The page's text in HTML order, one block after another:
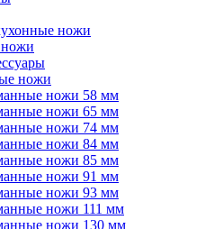
ножи
ножи
ножи 58 мм
ножи 65 мм
ножи 74 мм
ножи 84 мм
ножи 85 мм
ножи 91 мм
ножи 93 мм
ножи 111 мм
ножи 130 мм